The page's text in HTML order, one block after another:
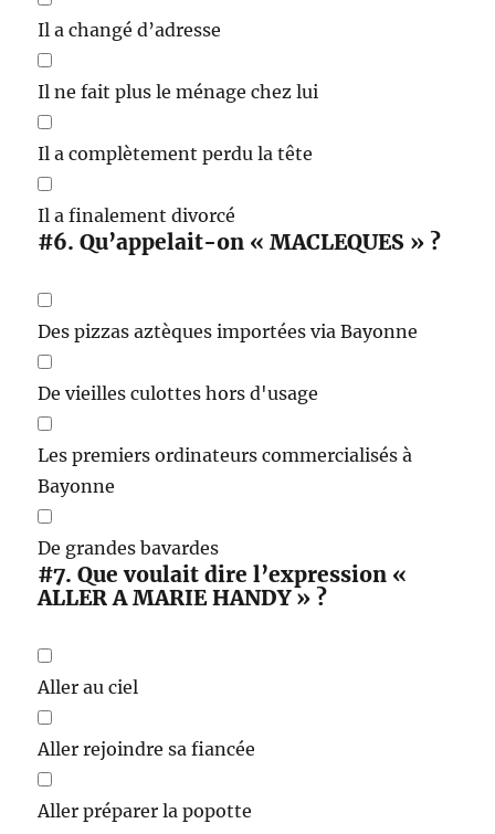
Il a changé d’adresse
Il ne fait plus le ménage chez lui
Il a complètement perdu la tête
Il a finalement divorcé
#6. Qu’appelait-on « MACLEQUES » ?
Des pizzas aztèques importées via Bayonne
De vieilles culottes hors d'usage
Les premiers ordinateurs commercialisés à
Bayonne
De grandes bavardes
#7. Que voulait dire l’expression «
ALLER A MARIE HANDY » ?
Aller au ciel
Aller rejoindre sa fiancée
Aller préparer la popotte